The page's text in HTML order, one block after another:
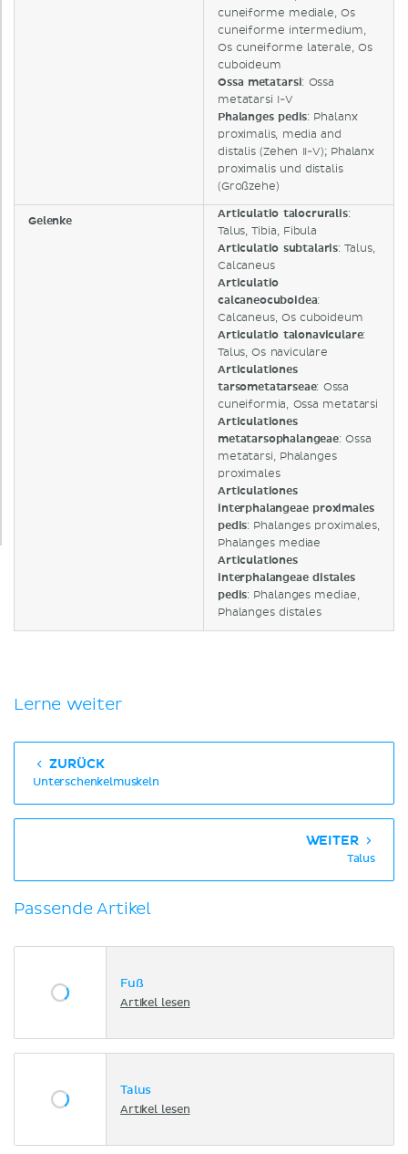
cuneiforme mediale, Os
cuneiforme intermedium,
Os cuneiforme laterale, Os
cuboideum
Ossa metatarsi: Ossa
metatarsi I-V
Phalanges pedis: Phalanx
proximalis, media and
distalis (Zehen II-V); Phalanx
proximalis und distalis
(Großzehe)
Gelenke
Articulatio talocruralis:
Talus, Tibia, Fibula
Articulatio subtalaris: Talus,
Calcaneus
Articulatio
calcaneocuboidea:
Calcaneus, Os cuboideum
Articulatio talonaviculare:
Talus, Os naviculare
Articulationes
tarsometatarseae: Ossa
cuneiformia, Ossa metatarsi
Articulationes
metatarsophalangeae: Ossa
metatarsi, Phalanges
proximales
Articulationes
interphalangeae proximales
pedis: Phalanges proximales,
Phalanges mediae
Articulationes
interphalangeae distales
pedis: Phalanges mediae,
Phalanges distales
Lerne weiter
ZURÜCK
Unterschenkelmuskeln
WEITER
Talus
Passende Artikel
Fuß
Artikel lesen
Talus
Artikel lesen